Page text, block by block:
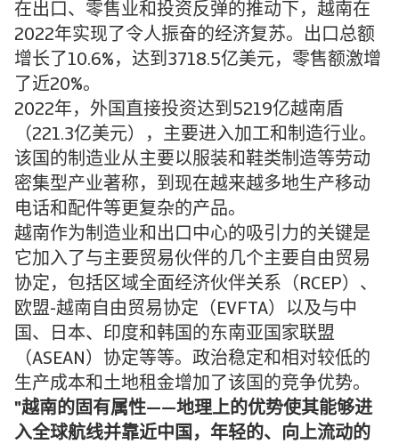
在出口、零售业和投资反弹的推动下，越南在
2022年实现了令人振奋的经济复苏。出口总额
增长了10.6%，达到3718.5亿美元，零售额激增
了近20%。
2022年，外国直接投资达到5219亿越南盾
（221.3亿美元），主要进入加工和制造行业。
该国的制造业从主要以服装和鞋类制造等劳动
密集型产业著称，到现在越来越多地生产移动
电话和配件等更复杂的产品。
越南作为制造业和出口中心的吸引力的关键是
它加入了与主要贸易伙伴的几个主要自由贸易
协定，包括区域全面经济伙伴关系（RCEP）、
欧盟-越南自由贸易协定（EVFTA）以及与中
国、日本、印度和韩国的东南亚国家联盟
（ASEAN）协定等等。政治稳定和相对较低的
生产成本和土地租金增加了该国的竞争优势。
越南的固有属性——地理上的优势使其能够进
入全球航线并靠近中国，年轻的、向上流动的